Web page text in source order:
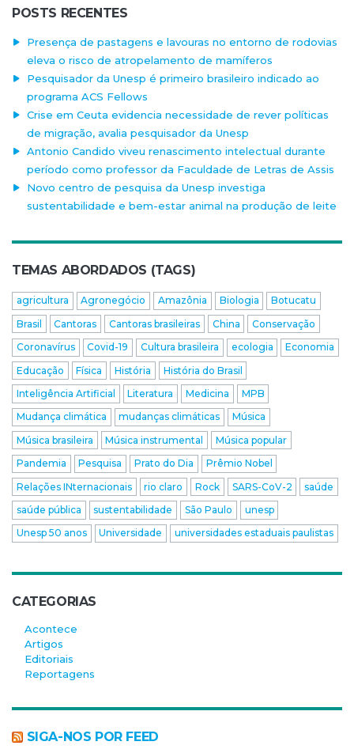
POSTS RECENTES
Presença de pastagens e lavouras no entorno de rodovias
eleva o risco de atropelamento de mamíferos
Pesquisador da Unesp é primeiro brasileiro indicado ao
programa ACS Fellows
Crise em Ceuta evidencia necessidade de rever políticas
de migração, avalia pesquisador da Unesp
Antonio Candido viveu renascimento intelectual durante
período como professor da Faculdade de Letras de Assis
Novo centro de pesquisa da Unesp investiga
sustentabilidade e bem-estar animal na produção de leite
TEMAS ABORDADOS (TAGS)
agricultura Agronegócio Amazônia Biologia
Botucatu
Brasil
Cantoras Cantoras brasileiras China
Conservação
Coronavírus
Covid-19 Cultura brasileira ecologia
Economia
Educação
Física História
História do Brasil
Inteligência Artificial
Literatura Medicina
MPB
Mudança climática
mudanças climáticas
Música
Música brasileira
Música instrumental
Música popular
Pandemia
Pesquisa Prato do Dia
Prêmio Nobel
Relações INternacionais
rio claro Rock SARS-CoV-2
saúde
saúde pública
sustentabilidade São Paulo
unesp
Unesp 50 anos
Universidade universidades estaduais paulistas
CATEGORIAS
Acontece
Artigos
Editoriais
Reportagens
SIGA-NOS POR FEED